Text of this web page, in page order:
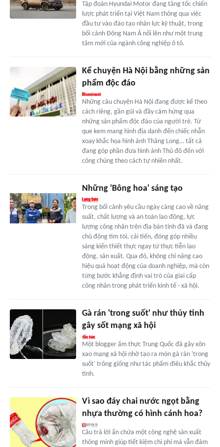
Tập đoàn Hyundai Motor đang tăng tốc chiến
lược phát triển tại Việt Nam thông qua việc
đầu tư vào đào tạo nhân lực kỹ thuật, trong
bối cảnh Đông Nam Á nổi lên như một trung
tâm mới của ngành công nghiệp ô tô.
Kể chuyện Hà Nội bằng những sản
phẩm độc đáo
Những câu chuyện Hà Nội đang được kể theo
cách riêng, gần gũi và đầy cảm hứng qua
những sản phẩm độc đáo của người trẻ. Từ
que kem mang hình địa danh đến chiếc nhẫn
xoay khắc họa hình ảnh Thăng Long… tất cả
đang góp phần đưa hình ảnh Thủ đô đến với
công chúng theo cách tự nhiên nhất.
Những 'Bông hoa' sáng tạo
Trong bối cảnh yêu cầu ngày càng cao về năng
suất, chất lượng và an toàn lao động, lực
lượng công nhân trên địa bàn tỉnh đã và đang
chủ động tìm tòi, cải tiến, đóng góp nhiều
sáng kiến thiết thực ngay từ thực tiễn lao
động, sản xuất. Qua đó, không chỉ nâng cao
hiệu quả hoạt động của doanh nghiệp, mà còn
từng bước khẳng định vai trò của giai cấp
công nhân trong phát triển kinh tế - xã hội.
Gà rán 'trong suốt' như thủy tinh
gây sốt mạng xã hội
Một blogger ẩm thực Trung Quốc đã gây xôn
xao mạng xã hội nhờ tạo ra món gà rán 'trong
suốt' trông giống như tác phẩm điêu khắc thủy
tinh.
Vì sao đáy chai nước ngọt bằng
nhựa thường có hình cánh hoa?
Câu trả lời ẩn chứa một công nghệ sản xuất
thông minh giúp tiết kiệm chi phí mà vẫn đảm